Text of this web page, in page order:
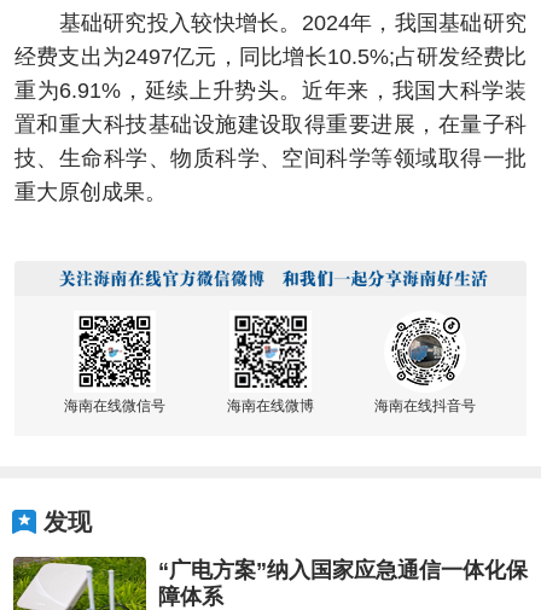
基础研究投入较快增长。2024年，我国基础研究
经费支出为2497亿元，同比增长10.5%;占研发经费比
重为6.91%，延续上升势头。近年来，我国大科学装
置和重大科技基础设施建设取得重要进展，在量子科
技、生命科学、物质科学、空间科学等领域取得一批
重大原创成果。
海南在线微信号 海南在线微博 海南在线抖音号
发现
“广电方案”纳入国家应急通信一体化保
障体系